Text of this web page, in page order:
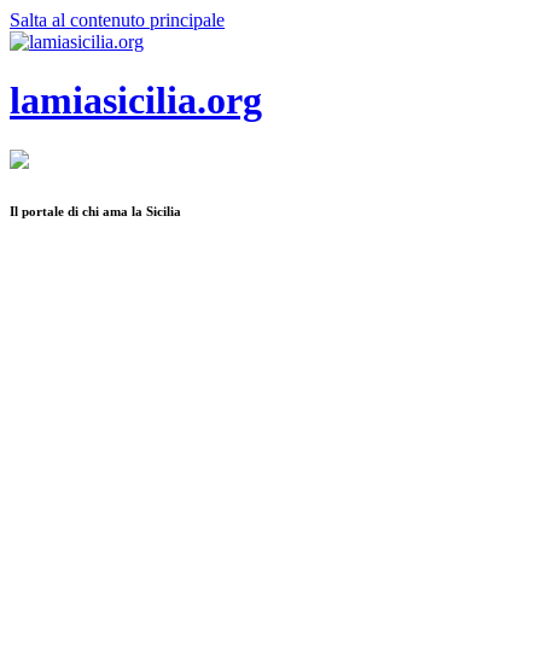
Salta al contenuto principale
lamiasicilia.org
Il portale di chi ama la Sicilia